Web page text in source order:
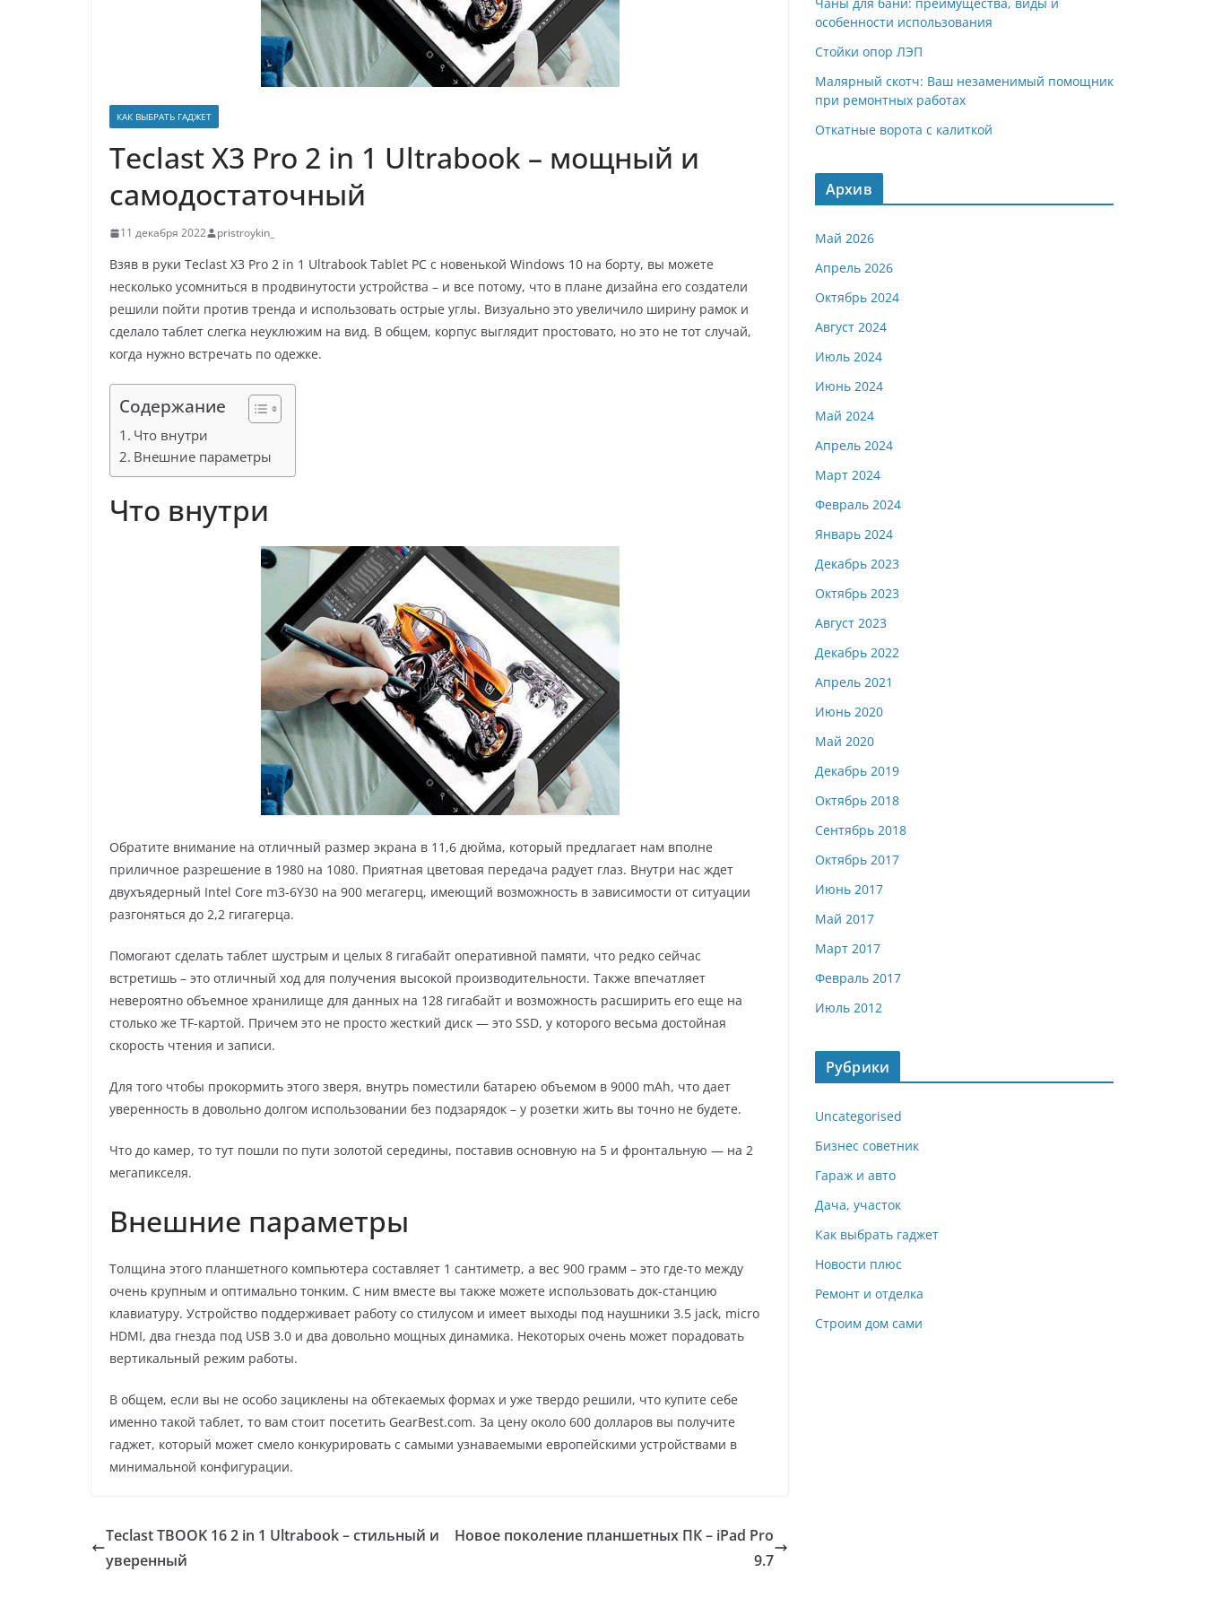
КАК ВЫБРАТЬ ГАДЖЕТ
Teclast X3 Pro 2 in 1 Ultrabook – мощный и
самодостаточный
11 декабря 2022 pristroykin_
Взяв в руки Teclast X3 Pro 2 in 1 Ultrabook Tablet PC с новенькой Windows 10 на борту, вы можете
несколько усомниться в продвинутости устройства – и все потому, что в плане дизайна его создатели
решили пойти против тренда и использовать острые углы. Визуально это увеличило ширину рамок и
сделало таблет слегка неуклюжим на вид. В общем, корпус выглядит простовато, но это не тот случай,
когда нужно встречать по одежке.
Содержание
Что внутри
Внешние параметры
Что внутри
Обратите внимание на отличный размер экрана в 11,6 дюйма, который предлагает нам вполне
приличное разрешение в 1980 на 1080. Приятная цветовая передача радует глаз. Внутри нас ждет
двухъядерный Intel Core m3-6Y30 на 900 мегагерц, имеющий возможность в зависимости от ситуации
разгоняться до 2,2 гигагерца.
Помогают сделать таблет шустрым и целых 8 гигабайт оперативной памяти, что редко сейчас
встретишь – это отличный ход для получения высокой производительности. Также впечатляет
невероятно объемное хранилище для данных на 128 гигабайт и возможность расширить его еще на
столько же TF-картой. Причем это не просто жесткий диск — это SSD, у которого весьма достойная
скорость чтения и записи.
Для того чтобы прокормить этого зверя, внутрь поместили батарею объемом в 9000 mAh, что дает
уверенность в довольно долгом использовании без подзарядок – у розетки жить вы точно не будете.
Что до камер, то тут пошли по пути золотой середины, поставив основную на 5 и фронтальную — на 2
мегапикселя.
Внешние параметры
Толщина этого планшетного компьютера составляет 1 сантиметр, а вес 900 грамм – это где-то между
очень крупным и оптимально тонким. С ним вместе вы также можете использовать док-станцию
клавиатуру. Устройство поддерживает работу со стилусом и имеет выходы под наушники 3.5 jack, micro
HDMI, два гнезда под USB 3.0 и два довольно мощных динамика. Некоторых очень может порадовать
вертикальный режим работы.
В общем, если вы не особо зациклены на обтекаемых формах и уже твердо решили, что купите себе
именно такой таблет, то вам стоит посетить GearBest.com. За цену около 600 долларов вы получите
гаджет, который может смело конкурировать с самыми узнаваемыми европейскими устройствами в
минимальной конфигурации.
Teclast TBOOK 16 2 in 1 Ultrabook – стильный и
уверенный
Новое поколение планшетных ПК – iPad Pro
9.7
особенности использования
Стойки опор ЛЭП
Малярный скотч: Ваш незаменимый помощник
при ремонтных работах
Откатные ворота с калиткой
Архив
Май 2026
Апрель 2026
Октябрь 2024
Август 2024
Июль 2024
Июнь 2024
Май 2024
Апрель 2024
Март 2024
Февраль 2024
Январь 2024
Декабрь 2023
Октябрь 2023
Август 2023
Декабрь 2022
Апрель 2021
Июнь 2020
Май 2020
Декабрь 2019
Октябрь 2018
Сентябрь 2018
Октябрь 2017
Июнь 2017
Май 2017
Март 2017
Февраль 2017
Июль 2012
Рубрики
Uncategorised
Бизнес советник
Гараж и авто
Дача, участок
Как выбрать гаджет
Новости плюс
Ремонт и отделка
Строим дом сами